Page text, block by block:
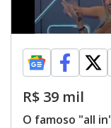
R$ 39 mil
O famoso "all